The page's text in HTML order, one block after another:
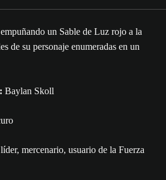
Baylan Skoll
mercenario, usuario de la Fuerza